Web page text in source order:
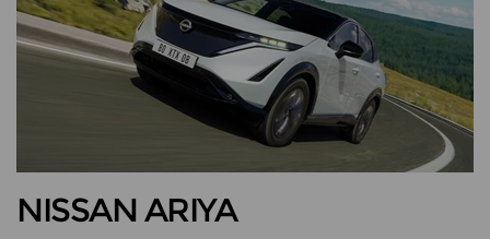
NISSAN ARIYA